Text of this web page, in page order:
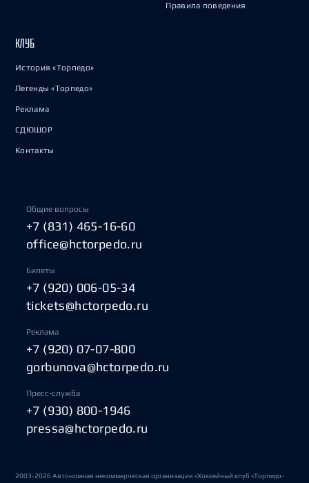
Правила поведения
КЛУБ
История «Торпедо»
Легенды «Торпедо»
Реклама
СДЮШОР
Контакты
Общие вопросы
+7 (831) 465-16-60
office@hctorpedo.ru
Билеты
+7 (920) 006-05-34
tickets@hctorpedo.ru
Реклама
+7 (920) 07-07-800
gorbunova@hctorpedo.ru
Пресс-служба
+7 (930) 800-1946
pressa@hctorpedo.ru
2003-2026 Автономная некоммерческая организация «Хоккейный клуб «Торпедо-